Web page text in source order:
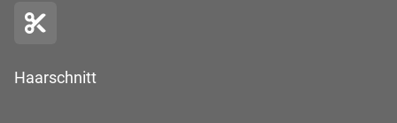
Haarschnitt